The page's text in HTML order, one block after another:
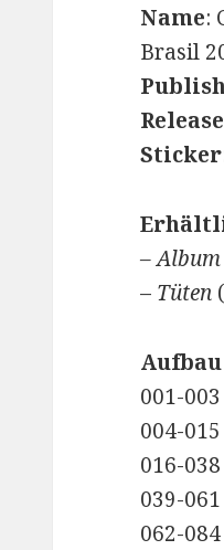
Name:
Brasil
Release
Sticker
– Album
– Tüten
001-
004-
016-
039-
062-